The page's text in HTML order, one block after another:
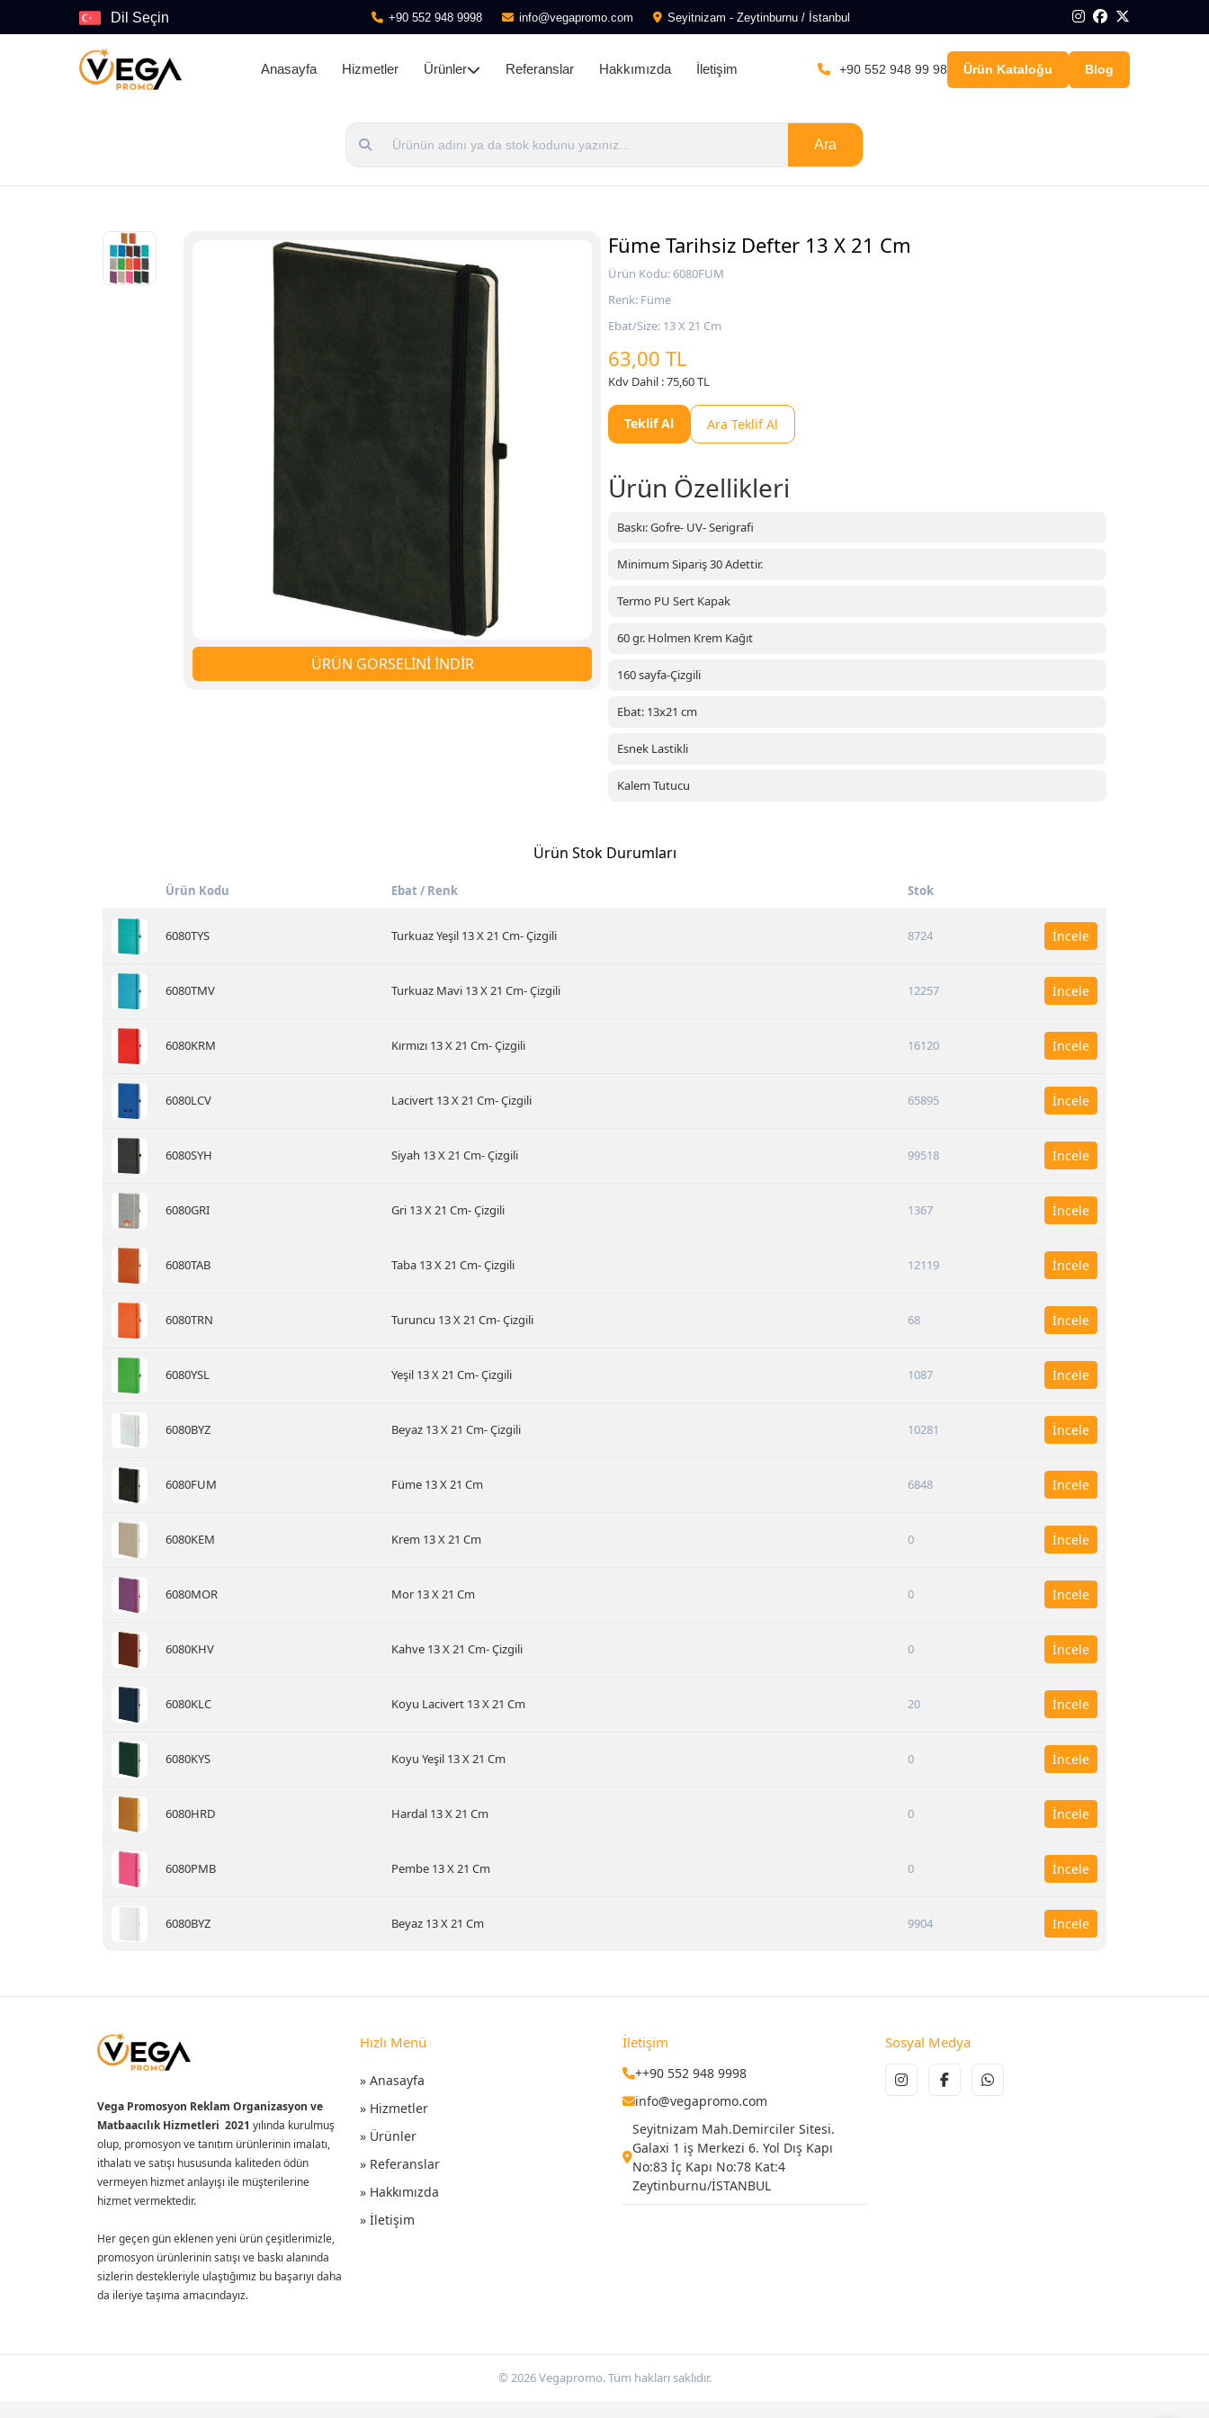
Dil Seçin +90 552 948 9998 info@vegapromo.com Seyitnizam - Zeytinburnu / İstanbul
Anasayfa Hizmetler Ürünler Referanslar Hakkımızda İletişim +90 552 948 99 98 Ürün Kataloğu Blog
Ara
ÜRÜN GÖRSELİNİ İNDİR
Füme Tarihsiz Defter 13 X 21 Cm
Ürün Kodu: 6080FUM
Renk: Füme
Ebat/Size: 13 X 21 Cm
63,00 TL
Kdv Dahil : 75,60 TL
Teklif Al Ara Teklif Al
Ürün Özellikleri
Baskı: Gofre- UV- Serigrafi
Minimum Sipariş 30 Adettir.
Termo PU Sert Kapak
60 gr. Holmen Krem Kağıt
160 sayfa-Çizgili
Ebat: 13x21 cm
Esnek Lastikli
Kalem Tutucu
Ürün Stok Durumları
Ürün Kodu Ebat / Renk Stok
6080TYS Turkuaz Yeşil 13 X 21 Cm- Çizgili 8724 İncele
6080TMV Turkuaz Mavi 13 X 21 Cm- Çizgili 12257 İncele
6080KRM Kırmızı 13 X 21 Cm- Çizgili 16120 İncele
6080LCV Lacivert 13 X 21 Cm- Çizgili 65895 İncele
6080SYH Siyah 13 X 21 Cm- Çizgili 99518 İncele
6080GRI Gri 13 X 21 Cm- Çizgili 1367 İncele
6080TAB Taba 13 X 21 Cm- Çizgili 12119 İncele
6080TRN Turuncu 13 X 21 Cm- Çizgili 68 İncele
6080YSL Yeşil 13 X 21 Cm- Çizgili 1087 İncele
6080BYZ Beyaz 13 X 21 Cm- Çizgili 10281 İncele
6080FUM Füme 13 X 21 Cm 6848 İncele
6080KEM Krem 13 X 21 Cm 0 İncele
6080MOR Mor 13 X 21 Cm 0 İncele
6080KHV Kahve 13 X 21 Cm- Çizgili 0 İncele
6080KLC Koyu Lacivert 13 X 21 Cm 20 İncele
6080KYS Koyu Yeşil 13 X 21 Cm 0 İncele
6080HRD Hardal 13 X 21 Cm 0 İncele
6080PMB Pembe 13 X 21 Cm 0 İncele
6080BYZ Beyaz 13 X 21 Cm 9904 İncele
Vega Promosyon Reklam Organizasyon ve
Matbaacılık Hizmetleri 2021 yılında kurulmuş
olup, promosyon ve tanıtım ürünlerinin imalatı,
ithalatı ve satışı hususunda kaliteden ödün
vermeyen hizmet anlayışı ile müşterilerine
hizmet vermektedir.
Her geçen gün eklenen yeni ürün çeşitlerimizle,
promosyon ürünlerinin satışı ve baskı alanında
sizlerin destekleriyle ulaştığımız bu başarıyı daha
da ileriye taşıma amacındayız.
Hızlı Menü
» Anasayfa
» Hizmetler
» Ürünler
» Referanslar
» Hakkımızda
» İletişim
İletişim
++90 552 948 9998
info@vegapromo.com
Seyitnizam Mah.Demirciler Sitesi.
Galaxi 1 iş Merkezi 6. Yol Dış Kapı
No:83 İç Kapı No:78 Kat:4
Zeytinburnu/İSTANBUL
Sosyal Medya
© 2026 Vegapromo. Tüm hakları saklıdır.